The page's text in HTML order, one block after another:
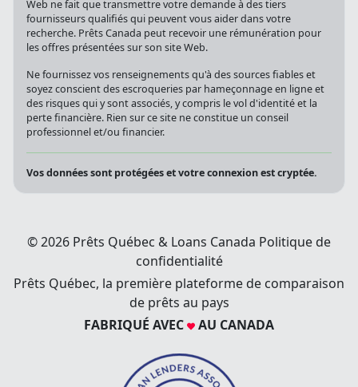
Web ne fait que transmettre votre demande à des tiers
fournisseurs qualifiés qui peuvent vous aider dans votre
recherche. Prêts Canada peut recevoir une rémunération pour
les offres présentées sur son site Web.
Ne fournissez vos renseignements qu'à des sources fiables et
soyez conscient des escroqueries par hameçonnage en ligne et
des risques qui y sont associés, y compris le vol d'identité et la
perte financière. Rien sur ce site ne constitue un conseil
professionnel et/ou financier.
Vos données sont protégées et votre connexion est cryptée.
© 2026 Prêts Québec & Loans Canada Politique de
confidentialité
Prêts Québec, la première plateforme de comparaison
de prêts au pays
FABRIQUÉ AVEC
AU CANADA